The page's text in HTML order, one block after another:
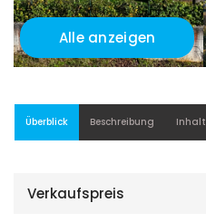
Alle anzeigen
Überblick Beschreibung Inhalt
Verkaufspreis